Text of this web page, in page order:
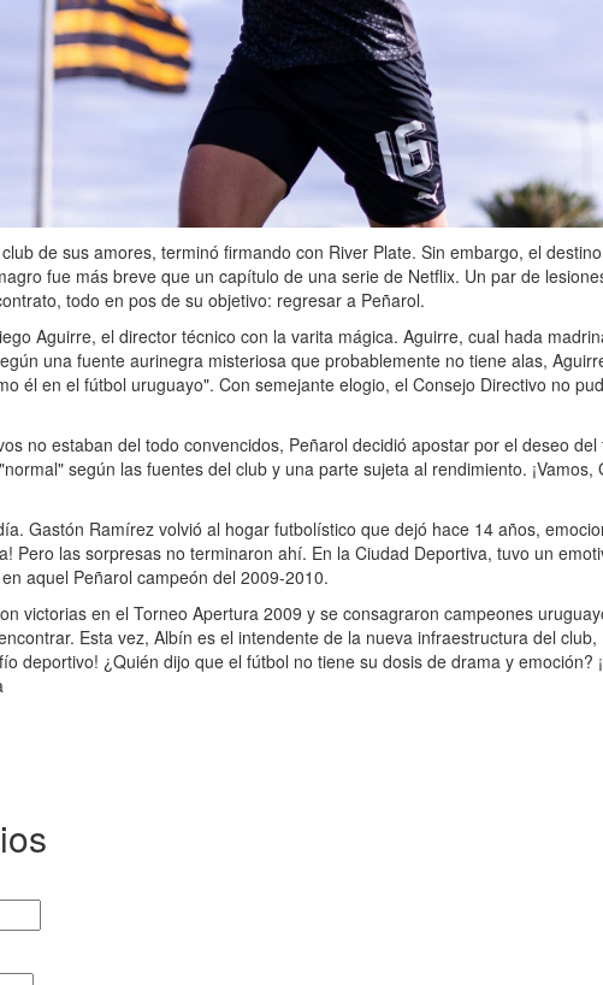
de sus amores, terminó firmando con River Plate. Sin embargo, el
fue más breve que un capítulo de una serie de Netflix. Un par de
todo en pos de su objetivo: regresar a Peñarol.
Aguirre, el director técnico con la varita mágica. Aguirre, cual hada
una fuente aurinegra misteriosa que probablemente no tiene alas,
él en el fútbol uruguayo". Con semejante elogio, el Consejo Directivo no
no estaban del todo convencidos, Peñarol decidió apostar por el deseo
según las fuentes del club y una parte sujeta al rendimiento.
Gastón Ramírez volvió al hogar futbolístico que dejó hace 14 años,
Pero las sorpresas no terminaron ahí. En la Ciudad Deportiva, tuvo un
aquel Peñarol campeón del 2009-2010.
victorias en el Torneo Apertura 2009 y se consagraron campeones
Esta vez, Albín es el intendente de la nueva infraestructura del club,
deportivo! ¿Quién dijo que el fútbol no tiene su dosis de drama y emoción?